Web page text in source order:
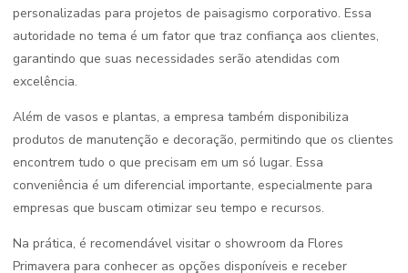
personalizadas para projetos de paisagismo corporativo. Essa
autoridade no tema é um fator que traz confiança aos clientes,
garantindo que suas necessidades serão atendidas com
excelência.
Além de vasos e plantas, a empresa também disponibiliza
produtos de manutenção e decoração, permitindo que os clientes
encontrem tudo o que precisam em um só lugar. Essa
conveniência é um diferencial importante, especialmente para
empresas que buscam otimizar seu tempo e recursos.
Na prática, é recomendável visitar o showroom da Flores
Primavera para conhecer as opções disponíveis e receber